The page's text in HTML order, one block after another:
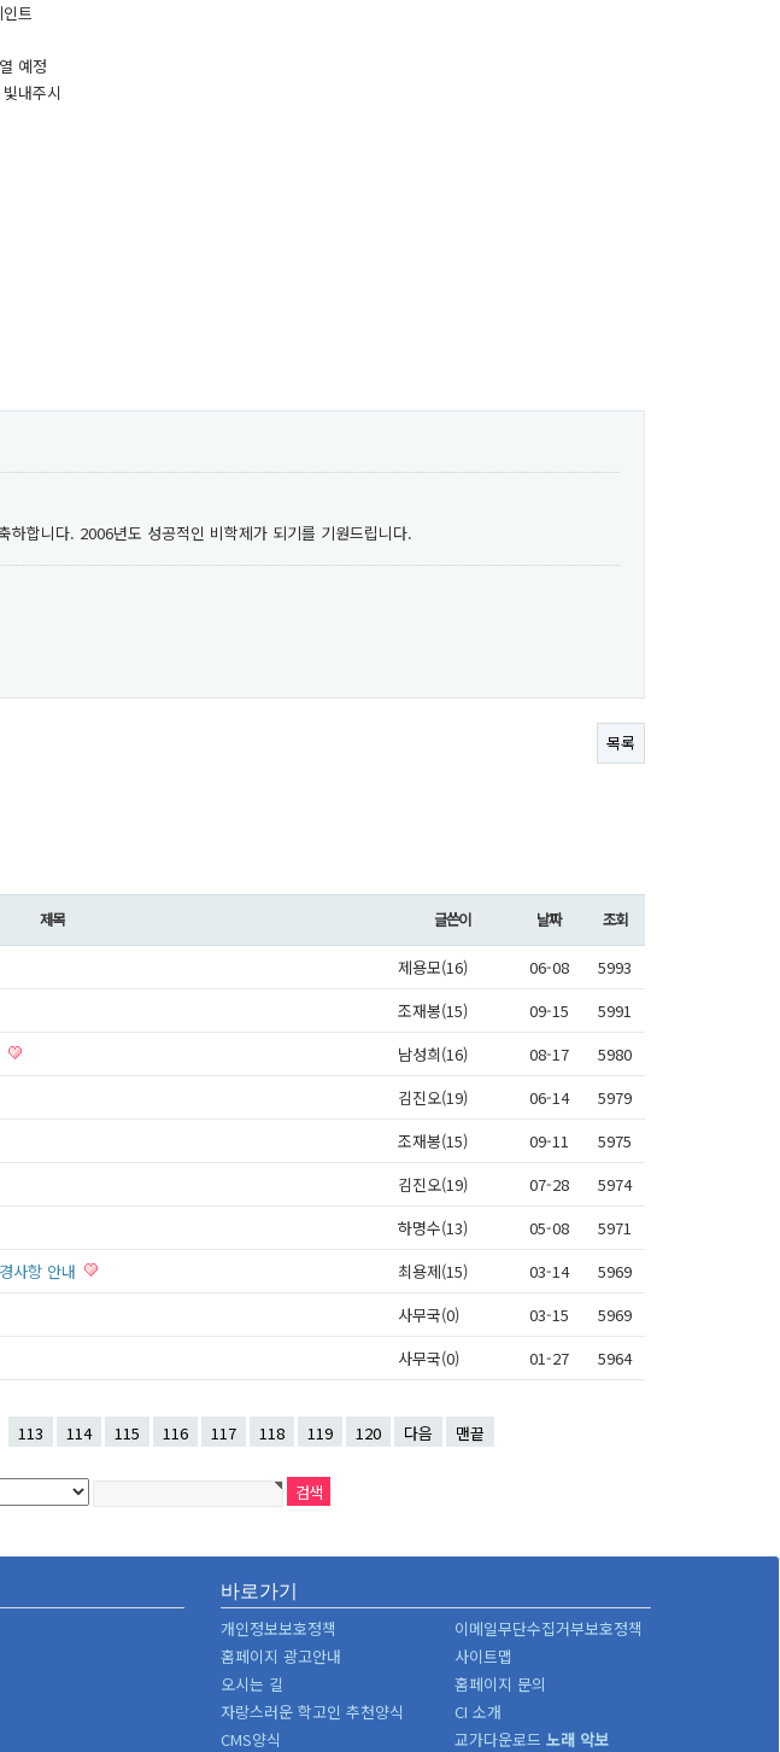
트
예정
내주시
하합니다. 2006년도 성공적인 비학제가 되기를 기원드립니다.
목록
제목 글쓴이 날짜 조회
제용모(16) 06-08
5993
조재봉(15) 09-15
5991
남성희(16) 08-17
5980
김진오(19) 06-14
5979
조재봉(15) 09-11
5975
김진오(19) 07-28
5974
하명수(13) 05-08
5971
사항 안내 최용제(15) 03-14
5969
사무국(0) 03-15
5969
사무국(0) 01-27 5964
113 114 115 116 117 118 119 120 다음 맨끝
바로가기
개인정보보호정책
홈페이지 광고안내
오시는 길
자랑스러운 학고인 추천양식
CMS양식
이메일무단수집거부보호정책
사이트맵
홈페이지 문의
CI 소개
교가다운로드 노래 악보